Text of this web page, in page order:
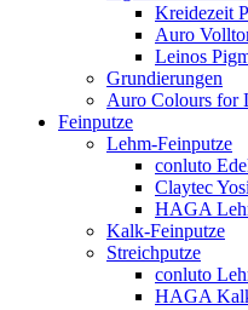
Kreidezeit
Auro
Leinos
Grundierungen
Auro Colours for
Feinputze
Lehm-Feinputze
conluto
Claytec
HAGA
Kalk-Feinputze
Streichputze
conluto
HAGA